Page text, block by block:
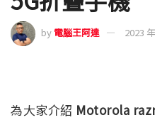
by 電腦王阿達 2023
為大家介紹 Motorola